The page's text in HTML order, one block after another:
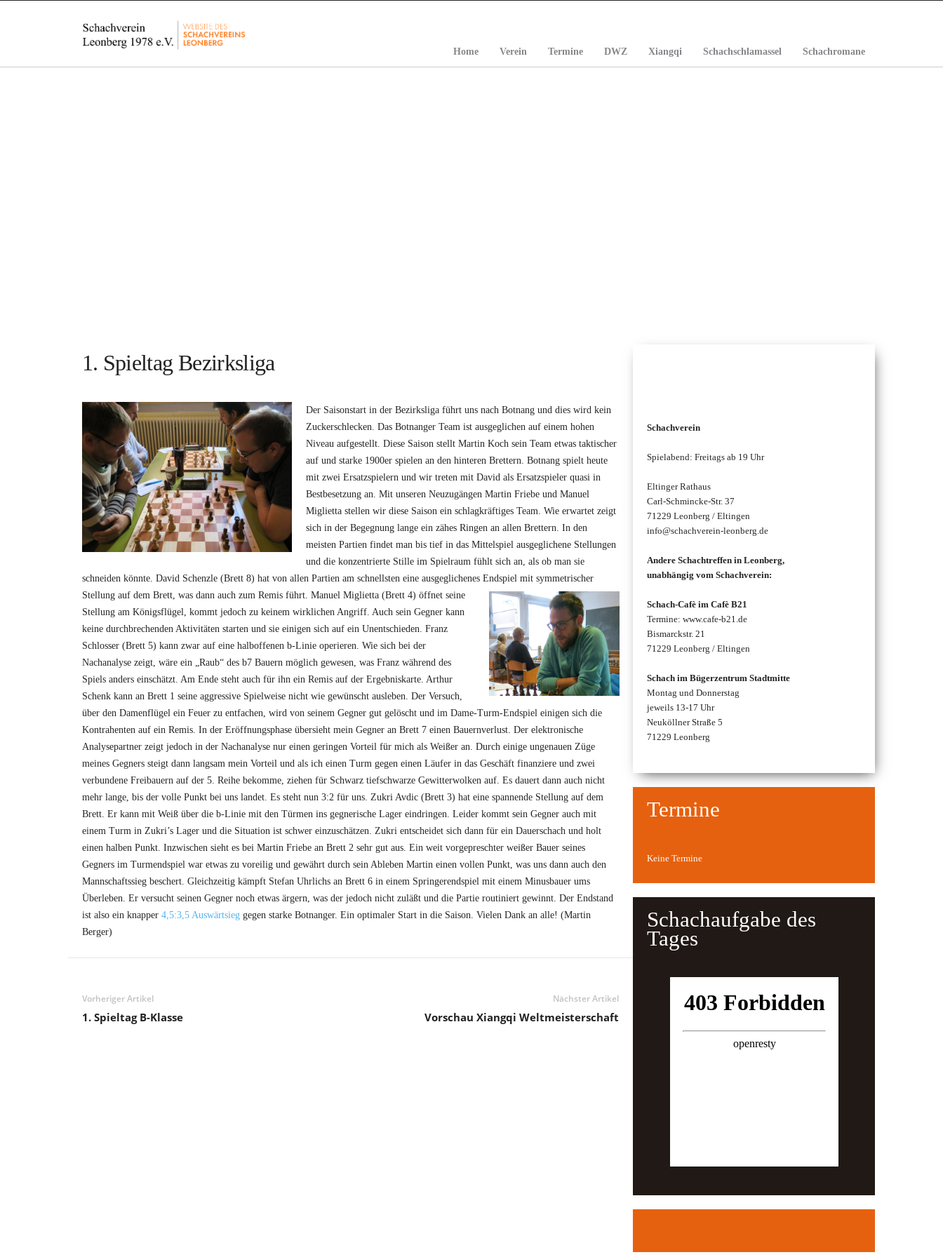
l
k
m
n
!
–
T
e
i
n
e
f
Home Verein Termine DWZ Xiangqi Schachschlamassel Schachromane
1. Spieltag Bezirksliga
Der Saisonstart in der Bezirksliga führt uns nach Botnang und dies wird kein
Zuckerschlecken. Das Botnanger Team ist ausgeglichen auf einem hohen
Niveau aufgestellt. Diese Saison stellt Martin Koch sein Team etwas taktischer
auf und starke 1900er spielen an den hinteren Brettern. Botnang spielt heute
mit zwei Ersatzspielern und wir treten mit David als Ersatzspieler quasi in
Bestbesetzung an. Mit unseren Neuzugängen Martin Friebe und Manuel
Miglietta stellen wir diese Saison ein schlagkräftiges Team. Wie erwartet zeigt
sich in der Begegnung lange ein zähes Ringen an allen Brettern. In den
meisten Partien findet man bis tief in das Mittelspiel ausgeglichene Stellungen
und die konzentrierte Stille im Spielraum fühlt sich an, als ob man sie
schneiden könnte. David Schenzle (Brett 8) hat von allen Partien am schnellsten eine ausgeglichenes Endspiel mit symmetrischer
Stellung auf dem Brett, was dann auch zum Remis führt. Manuel Miglietta (Brett 4) öffnet seine
Stellung am Königsflügel, kommt jedoch zu keinem wirklichen Angriff. Auch sein Gegner kann
keine durchbrechenden Aktivitäten starten und sie einigen sich auf ein Unentschieden. Franz
Schlosser (Brett 5) kann zwar auf eine halboffenen b-Linie operieren. Wie sich bei der
Nachanalyse zeigt, wäre ein „Raub“ des b7 Bauern möglich gewesen, was Franz während des
Spiels anders einschätzt. Am Ende steht auch für ihn ein Remis auf der Ergebniskarte. Arthur
Schenk kann an Brett 1 seine aggressive Spielweise nicht wie gewünscht ausleben. Der Versuch,
über den Damenflügel ein Feuer zu entfachen, wird von seinem Gegner gut gelöscht und im Dame-Turm-Endspiel einigen sich die
Kontrahenten auf ein Remis. In der Eröffnungsphase übersieht mein Gegner an Brett 7 einen Bauernverlust. Der elektronische
Analysepartner zeigt jedoch in der Nachanalyse nur einen geringen Vorteil für mich als Weißer an. Durch einige ungenauen Züge
meines Gegners steigt dann langsam mein Vorteil und als ich einen Turm gegen einen Läufer in das Geschäft finanziere und zwei
verbundene Freibauern auf der 5. Reihe bekomme, ziehen für Schwarz tiefschwarze Gewitterwolken auf. Es dauert dann auch nicht
mehr lange, bis der volle Punkt bei uns landet. Es steht nun 3:2 für uns. Zukri Avdic (Brett 3) hat eine spannende Stellung auf dem
Brett. Er kann mit Weiß über die b-Linie mit den Türmen ins gegnerische Lager eindringen. Leider kommt sein Gegner auch mit
einem Turm in Zukri’s Lager und die Situation ist schwer einzuschätzen. Zukri entscheidet sich dann für ein Dauerschach und holt
einen halben Punkt. Inzwischen sieht es bei Martin Friebe an Brett 2 sehr gut aus. Ein weit vorgepreschter weißer Bauer seines
Gegners im Turmendspiel war etwas zu voreilig und gewährt durch sein Ableben Martin einen vollen Punkt, was uns dann auch den
Mannschaftssieg beschert. Gleichzeitig kämpft Stefan Uhrlichs an Brett 6 in einem Springerendspiel mit einem Minusbauer ums
Überleben. Er versucht seinen Gegner noch etwas ärgern, was der jedoch nicht zuläßt und die Partie routiniert gewinnt. Der Endstand
ist also ein knapper 4,5:3,5 Auswärtsieggegen starke Botnanger. Ein optimaler Start in die Saison. Vielen Dank an alle! (Martin
Berger)
Vorheriger Artikel
1. Spieltag B-Klasse
Nächster Artikel
Vorschau Xiangqi Weltmeisterschaft
Schachverein
Spielabend: Freitags ab 19 Uhr
Eltinger Rathaus
Carl-Schmincke-Str. 37
71229 Leonberg / Eltingen
info@schachverein-leonberg.de
Andere Schachtreffen in Leonberg,
unabhängig vom Schachverein:
Schach-Cafè im Cafè B21
Termine: www.cafe-b21.de
Bismarckstr. 21
71229 Leonberg / Eltingen
Schach im Bügerzentrum Stadtmitte
Montag und Donnerstag
jeweils 13-17 Uhr
Neuköllner Straße 5
71229 Leonberg
Termine
Keine Termine
Schachaufgabe des
Tages